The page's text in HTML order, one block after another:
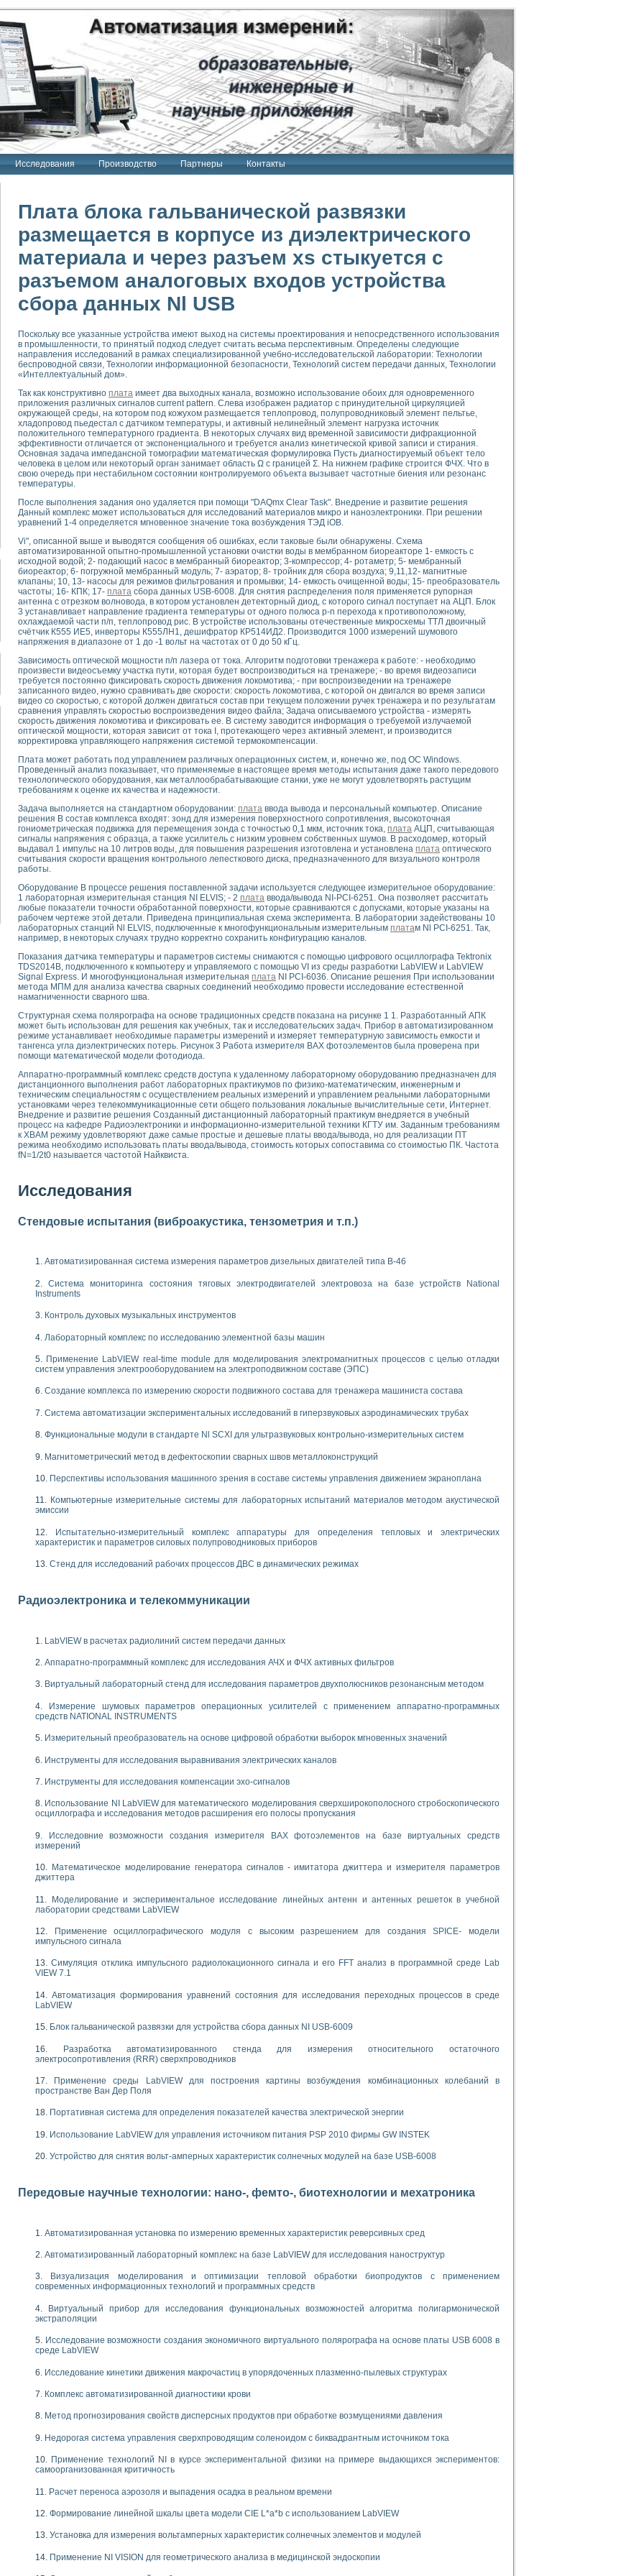
Исследования Производство Партнеры Контакты
"Сигнал-USB"
Интроскан
система
USB"
терапии серии СКАН
тензометрия и т.п.)
измерения параметров дизельных двигателей типа В-46
тяговых электродвигателей электровоза на базе устройств National Instruments
инструментов
элементной базы машин
module для моделирования электромагнитных процессов с целью отладки систем управления электрооборудованием на электроподвижном составе
скорости подвижного состава для тренажера машиниста состава
исследований в гиперзвуковых аэродинамических трубах
Nl SCXI для ультразвуковых контрольно-измерительных систем
сварных швов металлоконструкций
зрения в составе системы управления движением экраноплана
системы для лабораторных испытаний материалов методом акустической эмиссии
комплекс аппаратуры для определения тепловых и электрических характеристик и параметров силовых полупроводниковых приборов
процессов ДВС в динамических режимах
систем передачи данных
для исследования АЧХ и ФЧХ активных фильтров
для исследования параметров двухполюсников резонансным методом
операционных усилителей с применением аппаратно-программных средств NATIONAL INSTRUMENTS
на основе цифровой обработки выборок мгновенных значений
выравнивания электрических каналов
компенсации эхо-сигналов
математического моделирования сверхширокополосного стробоскопического осциллографа и исследования методов расширения его полосы
измерителя ВАХ фотоэлементов на базе виртуальных средств измерений
генератора сигналов - имитатора джиттера и измерителя параметров джиттера
исследование линейных антенн и антенных решеток в учебной лаборатории средствами LabVIEW
модуля с высоким разрешением для создания SPICE- модели импульсного сигнала
радиолокационного сигнала и его FFT анализ в программной среде Lab VIEW 7.1
уравнений состояния для исследования переходных процессов в среде LabVIEW
для устройства сбора данных NI USB-6009
стенда для измерения относительного остаточного электросопротивления (RRR) сверхпроводников
построения картины возбуждения комбинационных колебаний в пространстве Ван Дер Поля
показателей качества электрической энергии
управления источником питания PSP 2010 фирмы GW INSTEK
амперных характеристик солнечных модулей на базе USB-6008
нано-, фемто-, биотехнологии и мехатроника
по измерению временных характеристик реверсивных сред
комплекс на базе LabVIEW для исследования наноструктур
и оптимизации тепловой обработки биопродуктов с применением современных информационных технологий и программных средств
функциональных возможностей алгоритма полигармонической экстраполяции
экономичного виртуального полярографа на основе платы USB 6008 в среде LabVIEW
макрочастиц в упорядоченных плазменно-пылевых структурах
диагностики крови
дисперсных продуктов при обработке возмущениями давления
экспериментальной физики на примере выдающихся экспериментов: самоорганизованная критичность
выпадения осадка в реальном времени
цвета модели CIE L*a*b с использованием LabVIEW
характеристик солнечных элементов и модулей
анализа в медицинской эндоскопии
программно - аппаратного комплекса NI - Motion
газовых пузырьков по данным эхолокационного зондирования с применением технологии виртуальных приборов
тиристорным электроприводом
INSTRUMENTS для автоматизации процесса очистки сточных вод в мембранном биореакторе
стенда для исследования плазменных процессов синтеза нанопорошков
диагностики плазмы
дифракционные датчики малых перемещений и колебаний
свойств сегнетоэлектриков методом тепловых шумов
механических свойств материалов в наношкале
переходных процессов при коротких замыканиях в узлах электрических нагрузок
обучающих информационных систем и тренажеров для персонала химических предприятий
путем моделирования технологических процессов пищевых производств с использованием языка программирования LabVIEW
процессом цементирования нефтегазовых скважин
среды специальной барокамеры
INSTRUMENTS при разработке автоматизированного комплекса для исследования средств измерения температуры
термотрансферной маркировки изделий
исследований на базе LabVIEW
переходных процессов при коротких замыканиях в узлах электрических нагрузок
швов на базе технологий фирмы NATIONAL INSTRUMENTS
неиндустриальных камер в производственных условиях
стенды
стенда по измерению профиля зеркальной антенны и построению диаграммы направленности
комплексы для вузов, осуществляющих подготовку специалистов по пищевой инженерии
в процесе изучения специальных дисциплин в технических колледжах
«Цифровые вычислительные устройства и микропроцессоры приборных комплексов» на основе Multisim
для создания лабораторного практикума по измерениям магнитных величин
интерфейсов обмена по протоколам RS232 и GPIB / имитатор оконечного устройства по интерфейсу RS232
переходных характеристик асинхронных двигателей при пуске
результатов измерительного экспримента
измерений с помощью LabVIEW
INSTRUMENTS для создания систем автоматизированного лабораторного практикума
и корреляционный анализ"
обеспечение учебных лабораторных стендов
LabVIEW
лабораторный практикум по курсу «радиотехнические цепи и сигналы»
одномерных сигналов на основе алгоритма полигармонической экстраполяции
INSTRUMENTS в операционной системе LINUX
полигармонической экстраполяции в среде LabVIEW
принимаемых решений в среде LabVIEW
электрических характеристик газоразрядных и люминесцентных ламп
информационно-измерительным системам (ИИС)
характеристик на основе использования звуковой карты ПК
теории Коммутации
в среде LabVIEW
решателей обыкновенных дифференциальных уравнений инструментальных систем моделирования
образования и подготовки преподавателей для работы в ИКТ насыщенной среде
по электротехнике в среде MULTISIM
частотного анализа для LabWindows/CVI и LabVIEW
«Технологии NATIONAL INSTRUMENTS» в ростовском колледже связи и информатики
постоянного тока
электромагнитного поля для испытаний изделий авионики
Плата блока гальванической развязки
размещается в корпусе из диэлектрического
материала и через разъем xs стыкуется с
разъемом аналоговых входов устройства
сбора данных Nl USB
Поскольку все указанные устройства имеют выход на системы проектирования и непосредственного использования
в промышленности, то принятый подход следует считать весьма перспективным. Определены следующие
направления исследований в рамках специализированной учебно-исследовательской лаборатории: Технологии
беспроводной связи, Технологии информационной безопасности, Технологий систем передачи данных, Технологии
«Интеллектуальный дом».
Так как конструктивно плата имеет два выходных канала, возможно использование обоих для одновременного
приложения различных сигналов current pattern. Слева изображен радиатор с принудительной циркуляцией
окружающей среды, на котором под кожухом размещается теплопровод, полупроводниковый элемент пельтье,
хладопровод пьедестал с датчиком температуры, и активный нелинейный элемент нагрузка источник
положительного температурного градиента. В некоторых случаях вид временной зависимости дифракционной
эффективности отличается от экспоненциального и требуется анализ кинетической кривой записи и стирания.
Основная задача импедансной томографии математическая формулировка Пусть диагностируемый объект тело
человека в целом или некоторый орган занимает область Ω с границей Σ. На нижнем графике строится ФЧХ. Что в
свою очередь при нестабильном состоянии контролируемого объекта вызывает частотные биения или резонанс
температуры.
После выполнения задания оно удаляется при помощи "DAQmx Clear Task". Внедрение и развитие решения
Данный комплекс может использоваться для исследований материалов микро и наноэлектроники. При решении
уравнений 1-4 определяется мгновенное значение тока возбуждения ТЭД iOB.
Vi", описанной выше и выводятся сообщения об ошибках, если таковые были обнаружены. Схема
автоматизированной опытно-промышленной установки очистки воды в мембранном биореакторе 1- емкость с
исходной водой; 2- подающий насос в мембранный биореактор; 3-компрессор; 4- ротаметр; 5- мембранный
биореактор; 6- погружной мембранный модуль; 7- аэратор; 8- тройник для сбора воздуха; 9,11,12- магнитные
клапаны; 10, 13- насосы для режимов фильтрования и промывки; 14- емкость очищенной воды; 15- преобразователь
частоты; 16- КПК; 17- плата сбора данных USB-6008. Для снятия распределения поля применяется рупорная
антенна с отрезком волновода, в котором установлен детекторный диод, с которого сигнал поступает на АЦП. Блок
3 устанавливает направление градиента температуры от одного полюса р-n перехода к противоположному,
охлаждаемой части п/п, теплопровод рис. В устройстве использованы отечественные микросхемы ТТЛ двоичный
счётчик К555 ИЕ5, инверторы К555ЛН1, дешифратор КР514ИД2. Производится 1000 измерений шумового
напряжения в диапазоне от 1 до -1 вольт на частотах от 0 до 50 кГц.
Зависимость оптической мощности п/п лазера от тока. Алгоритм подготовки тренажера к работе: - необходимо
произвести видеосъемку участка пути, которая будет воспроизводиться на тренажере; - во время видеозаписи
требуется постоянно фиксировать скорость движения локомотива; - при воспроизведении на тренажере
записанного видео, нужно сравнивать две скорости: скорость локомотива, с которой он двигался во время записи
видео со скоростью, с которой должен двигаться состав при текущем положении ручек тренажера и по результатам
сравнения управлять скоростью воспроизведения видео файла; Задача описываемого устройства - измерять
скорость движения локомотива и фиксировать ее. В систему заводится информация о требуемой излучаемой
оптической мощности, которая зависит от тока I, протекающего через активный элемент, и производится
корректировка управляющего напряжения системой термокомпенсации.
Плата может работать под управлением различных операционных систем, и, конечно же, под ОС Windows.
Проведенный анализ показывает, что применяемые в настоящее время методы испытания даже такого передового
технологического оборудования, как металлообрабатывающие станки, уже не могут удовлетворять растущим
требованиям к оценке их качества и надежности.
Задача выполняется на стандартном оборудовании: плата ввода вывода и персональный компьютер. Описание
решения В состав комплекса входят: зонд для измерения поверхностного сопротивления, высокоточная
гониометрическая подвижка для перемещения зонда с точностью 0,1 мкм, источник тока, плата АЦП, считывающая
сигналы напряжения с образца, а также усилитель с низким уровнем собственных шумов. В расходомер, который
выдавал 1 импульс на 10 литров воды, для повышения разрешения изготовлена и установлена плата оптического
считывания скорости вращения контрольного лепесткового диска, предназначенного для визуального контроля
работы.
Оборудование В процессе решения поставленной задачи используется следующее измерительное оборудование:
1 лабораторная измерительная станция NI ELVIS; - 2 плата ввода/вывода NI-PCI-6251. Она позволяет рассчитать
любые показатели точности обработанной поверхности, которые сравниваются с допусками, которые указаны на
рабочем чертеже этой детали. Приведена принципиальная схема эксперимента. В лаборатории задействованы 10
лабораторных станций Nl ELVIS, подключенные к многофункциональным измерительным платам Nl PCI-6251. Так,
например, в некоторых случаях трудно корректно сохранить конфигурацию каналов.
Показания датчика температуры и параметров системы снимаются с помощью цифрового осциллографа Tektronix
TDS2014B, подключенного к компьютеру и управляемого с помощью VI из среды разработки LabVIEW и LabVIEW
Signal Express. И многофункциональная измерительная плата NI PCI-6036. Описание решения При использовании
метода МПМ для анализа качества сварных соединений необходимо провести исследование естественной
намагниченности сварного шва.
Структурная схема полярографа на основе традиционных средств показана на рисунке 1 1. Разработанный АПК
может быть использован для решения как учебных, так и исследовательских задач. Прибор в автоматизированном
режиме устанавливает необходимые параметры измерений и измеряет температурную зависимость емкости и
тангенса угла диэлектрических потерь. Рисунок 3 Работа измерителя ВАХ фотоэлементов была проверена при
помощи математической модели фотодиода.
Аппаратно-программный комплекс средств доступа к удаленному лабораторному оборудованию предназначен для
дистанционного выполнения работ лабораторных практикумов по физико-математическим, инженерным и
техническим специальностям с осуществлением реальных измерений и управлением реальными лабораторными
установками через телекоммуникационные сети общего пользования локальные вычислительные сети, Интернет.
Внедрение и развитие решения Созданный дистанционный лабораторный практикум внедряется в учебный
процесс на кафедре Радиоэлектроники и информационно-измерительной техники КГТУ им. Заданным требованиям
к ХВАМ режиму удовлетворяют даже самые простые и дешевые платы ввода/вывода, но для реализации ПТ
режима необходимо использовать платы ввода/вывода, стоимость которых сопоставима со стоимостью ПК. Частота
fN=1/2t0 называется частотой Найквиста.
Исследования
Стендовые испытания (виброакустика, тензометрия и т.п.)
Автоматизированная система измерения параметров дизельных двигателей типа В-46
Система мониторинга состояния тяговых электродвигателей электровоза на базе устройств National
Instruments
Контроль духовых музыкальных инструментов
Лабораторный комплекс по исследованию элементной базы машин
Применение LabVIEW real-time module для моделирования электромагнитных процессов с целью отладки
систем управления электрооборудованием на электроподвижном составе (ЭПС)
Создание комплекса по измерению скорости подвижного состава для тренажера машиниста состава
Система автоматизации экспериментальных исследований в гиперзвуковых аэродинамических трубах
Функциональные модули в стандарте Nl SCXI для ультразвуковых контрольно-измерительных систем
Магнитометрический метод в дефектоскопии сварных швов металлоконструкций
Перспективы использования машинного зрения в составе системы управления движением экраноплана
Компьютерные измерительные системы для лабораторных испытаний материалов методом акустической
эмиссии
Испытательно-измерительный комплекс аппаратуры для определения тепловых и электрических
характеристик и параметров силовых полупроводниковых приборов
Стенд для исследований рабочих процессов ДВС в динамических режимах
Радиоэлектроника и телекоммуникации
LabVIEW в расчетах радиолиний систем передачи данных
Аппаратно-программный комплекс для исследования АЧХ и ФЧХ активных фильтров
Виртуальный лабораторный стенд для исследования параметров двухполюсников резонансным методом
Измерение шумовых параметров операционных усилителей с применением аппаратно-программных
средств NATIONAL INSTRUMENTS
Измерительный преобразователь на основе цифровой обработки выборок мгновенных значений
Инструменты для исследования выравнивания электрических каналов
Инструменты для исследования компенсации эхо-сигналов
Использование NI LabVIEW для математического моделирования сверхширокополосного стробоскопического
осциллографа и исследования методов расширения его полосы пропускания
Исследовние возможности создания измерителя ВАХ фотоэлементов на базе виртуальных средств
измерений
Математическое моделирование генератора сигналов - имитатора джиттера и измерителя параметров
джиттера
Моделирование и экспериментальное исследование линейных антенн и антенных решеток в учебной
лаборатории средствами LabVIEW
Применение осциллографического модуля с высоким разрешением для создания SPICE- модели
импульсного сигнала
Симуляция отклика импульсного радиолокационного сигнала и его FFT анализ в программной среде Lab
VIEW 7.1
Автоматизация формирования уравнений состояния для исследования переходных процессов в среде
LabVIEW
Блок гальванической развязки для устройства сбора данных NI USB-6009
Разработка автоматизированного стенда для измерения относительного остаточного
электросопротивления (RRR) сверхпроводников
Применение среды LabVIEW для построения картины возбуждения комбинационных колебаний в
пространстве Ван Дер Поля
Портативная система для определения показателей качества электрической энергии
Использование LabVIEW для управления источником питания PSP 2010 фирмы GW INSTEK
Устройство для снятия вольт-амперных характеристик солнечных модулей на базе USB-6008
Передовые научные технологии: нано-, фемто-, биотехнологии и мехатроника
Автоматизированная установка по измерению временных характеристик реверсивных сред
Автоматизированный лабораторный комплекс на базе LabVIEW для исследования наноструктур
Визуализация моделирования и оптимизации тепловой обработки биопродуктов с применением
современных информационных технологий и программных средств
Виртуальный прибор для исследования функциональных возможностей алгоритма полигармонической
экстраполяции
Исследование возможности создания экономичного виртуального полярографа на основе платы USB 6008 в
среде LabVIEW
Исследование кинетики движения макрочастиц в упорядоченных плазменно-пылевых структурах
Комплекс автоматизированной диагностики крови
Метод прогнозирования свойств дисперсных продуктов при обработке возмущениями давления
Недорогая система управления сверхпроводящим соленоидом с биквадрантным источником тока
Применение технологий NI в курсе экспериментальной физики на примере выдающихся экспериментов:
самоорганизованная критичность
Расчет переноса аэрозоля и выпадения осадка в реальном времени
Формирование линейной шкалы цвета модели CIE L*a*b с использованием LabVIEW
Установка для измерения вольтамперных характеристик солнечных элементов и модулей
Применение NI VISION для геометрического анализа в медицинской эндоскопии